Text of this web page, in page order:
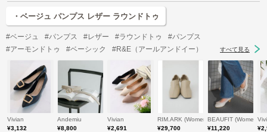
・ベージュ パンプス レザー ラウンドトゥ
#ベージュ #パンプス #レザー #ラウンドトゥ
#パンプス
#アーモンドトゥ
#ベーシック #R&E（アールアンドイー） すべて見る
Vivian
¥3,132
Andemiu
¥8,800
Vivian
¥2,691
RIM.ARK (Women)/リムアーク
¥29,700
BEAUFIT (Women)/
¥11,220